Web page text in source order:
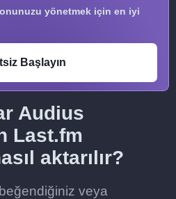
yönetmek için en iyi
Başlayın
Audius
Last.fm
aktarılır?
veya